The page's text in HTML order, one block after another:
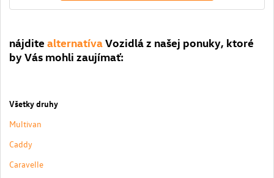
nájdite alternatívaVozidlá z našej ponuky, ktoré
by Vás mohli zaujímať:
Všetky druhy
Multivan
Caddy
Caravelle